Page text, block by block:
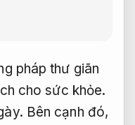
pháp thư giãn
cho sức khỏe.
Bên cạnh đó,